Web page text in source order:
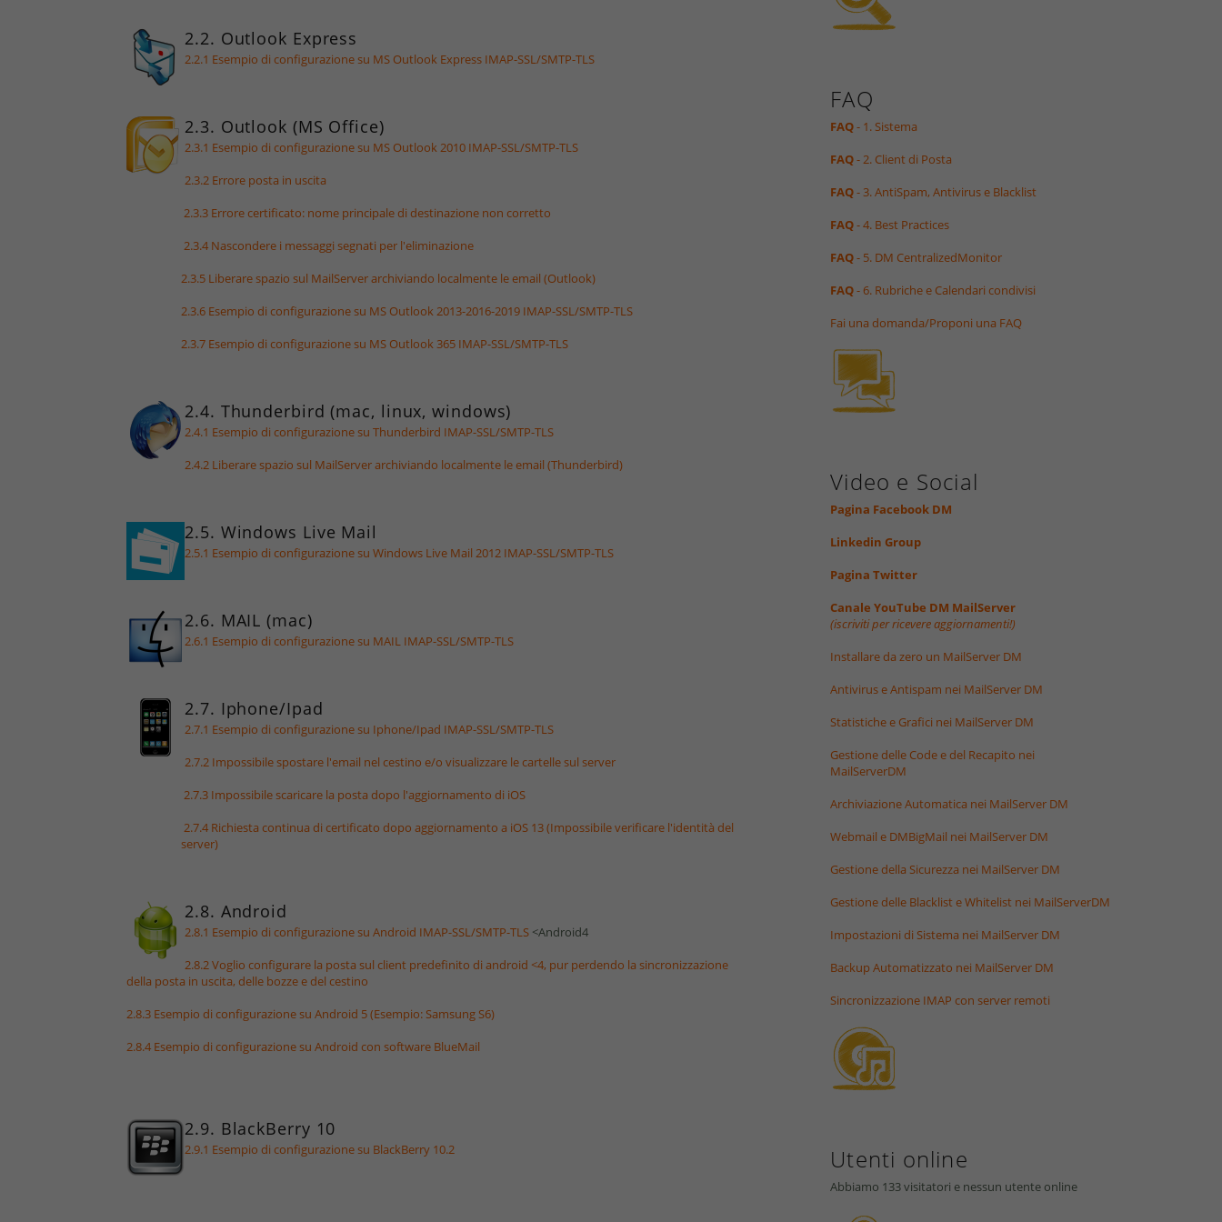
2.2. Outlook Express
2.2.1 Esempio di configurazione su MS Outlook Express IMAP-SSL/SMTP-TLS
2.3. Outlook (MS Office)
2.3.1 Esempio di configurazione su MS Outlook 2010 IMAP-SSL/SMTP-TLS
2.3.2 Errore posta in uscita
2.3.3 Errore certificato: nome principale di destinazione non corretto
2.3.4 Nascondere i messaggi segnati per l'eliminazione
2.3.5 Liberare spazio sul MailServer archiviando localmente le email (Outlook)
2.3.6 Esempio di configurazione su MS Outlook 2013-2016-2019 IMAP-SSL/SMTP-TLS
2.3.7 Esempio di configurazione su MS Outlook 365 IMAP-SSL/SMTP-TLS
2.4. Thunderbird (mac, linux, windows)
2.4.1 Esempio di configurazione su Thunderbird IMAP-SSL/SMTP-TLS
2.4.2 Liberare spazio sul MailServer archiviando localmente le email (Thunderbird)
2.5. Windows Live Mail
2.5.1 Esempio di configurazione su Windows Live Mail 2012 IMAP-SSL/SMTP-TLS
2.6. MAIL (mac)
2.6.1 Esempio di configurazione su MAIL IMAP-SSL/SMTP-TLS
2.7. Iphone/Ipad
2.7.1 Esempio di configurazione su Iphone/Ipad IMAP-SSL/SMTP-TLS
2.7.2 Impossibile spostare l'email nel cestino e/o visualizzare le cartelle sul server
2.7.3 Impossibile scaricare la posta dopo l'aggiornamento di iOS
2.7.4 Richiesta continua di certificato dopo aggiornamento a iOS 13 (Impossibile verificare l'identità del
server)
2.8. Android
2.8.1 Esempio di configurazione su Android IMAP-SSL/SMTP-TLS <Android4
2.8.2 Voglio configurare la posta sul client predefinito di android <4, pur perdendo la sincronizzazione
della posta in uscita, delle bozze e del cestino
2.8.3 Esempio di configurazione su Android 5 (Esempio: Samsung S6)
2.8.4 Esempio di configurazione su Android con software BlueMail
2.9. BlackBerry 10
2.9.1 Esempio di configurazione su BlackBerry 10.2
FAQ
FAQ- 1. Sistema
FAQ- 2. Client di Posta
FAQ- 3. AntiSpam, Antivirus e Blacklist
FAQ- 4. Best Practices
FAQ- 5. DM CentralizedMonitor
FAQ- 6. Rubriche e Calendari condivisi
Fai una domanda/Proponi una FAQ
Video e Social
Pagina Facebook DM
Linkedin Group
Pagina Twitter
Canale YouTube DM MailServer
(iscriviti per ricevere aggiornamenti!)
Installare da zero un MailServer DM
Antivirus e Antispam nei MailServer DM
Statistiche e Grafici nei MailServer DM
Gestione delle Code e del Recapito nei
MailServerDM
Archiviazione Automatica nei MailServer DM
Webmail e DMBigMail nei MailServer DM
Gestione della Sicurezza nei MailServer DM
Gestione delle Blacklist e Whitelist nei MailServerDM
Impostazioni di Sistema nei MailServer DM
Backup Automatizzato nei MailServer DM
Sincronizzazione IMAP con server remoti
Utenti online
Abbiamo 133 visitatori e nessun utente online